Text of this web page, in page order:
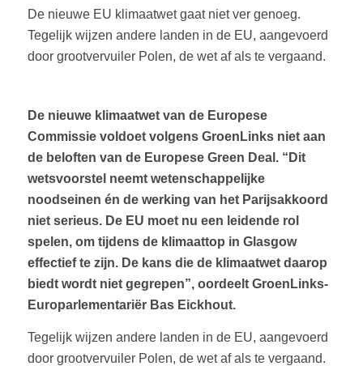
De nieuwe EU klimaatwet gaat niet ver genoeg.
Tegelijk wijzen andere landen in de EU, aangevoerd
door grootvervuiler Polen, de wet af als te vergaand.
De nieuwe klimaatwet van de Europese
Commissie voldoet volgens GroenLinks niet aan
de beloften van de Europese Green Deal. “Dit
wetsvoorstel neemt wetenschappelijke
noodseinen én de werking van het Parijsakkoord
niet serieus. De EU moet nu een leidende rol
spelen, om tijdens de klimaattop in Glasgow
effectief te zijn. De kans die de klimaatwet daarop
biedt wordt niet gegrepen”, oordeelt GroenLinks-
Europarlementariër Bas Eickhout.
Tegelijk wijzen andere landen in de EU, aangevoerd
door grootvervuiler Polen, de wet af als te vergaand.